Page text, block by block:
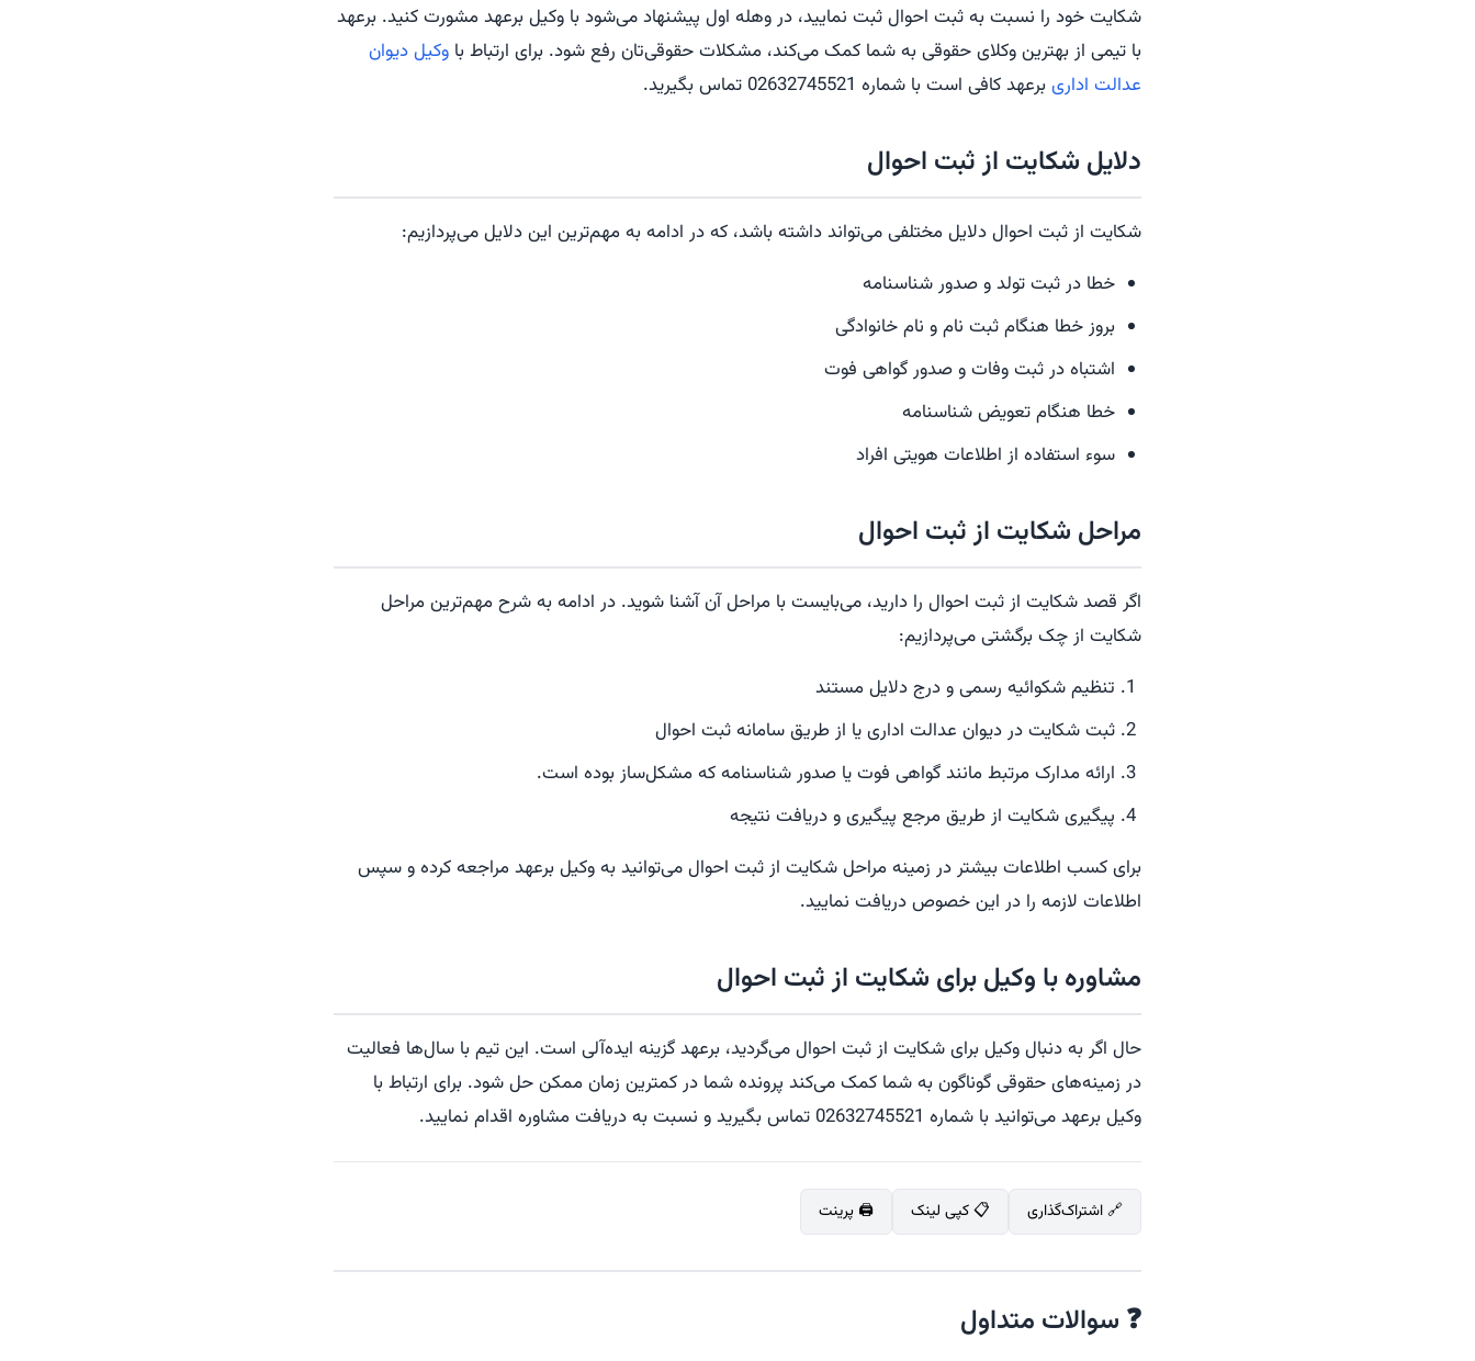
شکایت خود را نسبت به ثبت احوال ثبت نمایید، در وهله اول پیشنهاد می‌شود با وکیل برعهد مشورت کنید. برعهد
با تیمی از بهترین وکلای حقوقی به شما کمک می‌کند، مشکلات حقوقی‌تان رفع شود. برای ارتباط با وکیل دیوان
عدالت اداریبرعهد کافی است با شماره 02632745521 تماس بگیرید.
دلایل شکایت از ثبت احوال
شکایت از ثبت احوال دلایل مختلفی می‌تواند داشته باشد، که در ادامه به مهم‌ترین این دلایل می‌پردازیم:
خطا در ثبت تولد و صدور شناسنامه
بروز خطا هنگام ثبت نام و نام خانوادگی
اشتباه در ثبت وفات و صدور گواهی فوت
خطا هنگام تعویض شناسنامه
سوء استفاده از اطلاعات هویتی افراد
مراحل شکایت از ثبت احوال
اگر قصد شکایت از ثبت احوال را دارید، می‌بایست با مراحل آن آشنا شوید. در ادامه به شرح مهم‌ترین مراحل
شکایت از چک برگشتی می‌پردازیم:
تنظیم شکوائیه رسمی و درج دلایل مستند
ثبت شکایت در دیوان عدالت اداری یا از طریق سامانه ثبت احوال
ارائه مدارک مرتبط مانند گواهی فوت یا صدور شناسنامه که مشکل‌ساز بوده است.
پیگیری شکایت از طریق مرجع پیگیری و دریافت نتیجه
برای کسب اطلاعات بیشتر در زمینه مراحل شکایت از ثبت احوال می‌توانید به وکیل برعهد مراجعه کرده و سپس
اطلاعات لازمه را در این خصوص دریافت نمایید.
مشاوره با وکیل برای شکایت از ثبت احوال
حال اگر به دنبال وکیل برای شکایت از ثبت احوال می‌گردید، برعهد گزینه ایده‌آلی است. این تیم با سال‌ها فعالیت
در زمینه‌های حقوقی گوناگون به شما کمک می‌کند پرونده شما در کمترین زمان ممکن حل شود. برای ارتباط با
وکیل برعهد می‌توانید با شماره 02632745521 تماس بگیرید و نسبت به دریافت مشاوره اقدام نمایید.
🔗 اشتراک‌گذاری 📋 کپی لینک 🖨️ پرینت
❓ سوالات متداول